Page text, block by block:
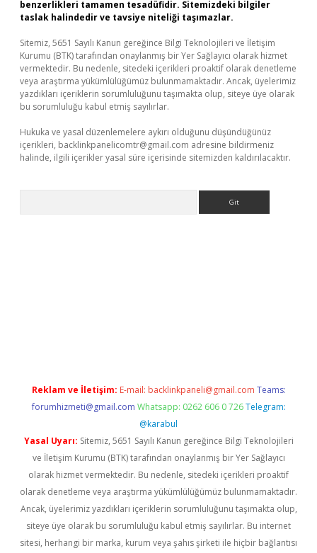
benzerlikleri tamamen tesadüfidir. Sitemizdeki bilgiler
taslak halindedir ve tavsiye niteliği taşımazlar.
Sitemiz, 5651 Sayılı Kanun gereğince Bilgi Teknolojileri ve İletişim
Kurumu (BTK) tarafından onaylanmış bir Yer Sağlayıcı olarak hizmet
vermektedir. Bu nedenle, sitedeki içerikleri proaktif olarak denetleme
veya araştırma yükümlülüğümüz bulunmamaktadır. Ancak, üyelerimiz
yazdıkları içeriklerin sorumluluğunu taşımakta olup, siteye üye olarak
bu sorumluluğu kabul etmiş sayılırlar.
Hukuka ve yasal düzenlemelere aykırı olduğunu düşündüğünüz
içerikleri, backlinkpanelicomtr@gmail.com adresine bildirmeniz
halinde, ilgili içerikler yasal süre içerisinde sitemizden kaldırılacaktır.
Reklam ve İletişim: E-mail: backlinkpaneli@gmail.com Teams:
forumhizmeti@gmail.com Whatsapp: 0262 606 0 726 Telegram:
@karabul
Yasal Uyarı: Sitemiz, 5651 Sayılı Kanun gereğince Bilgi Teknolojileri
ve İletişim Kurumu (BTK) tarafından onaylanmış bir Yer Sağlayıcı
olarak hizmet vermektedir. Bu nedenle, sitedeki içerikleri proaktif
olarak denetleme veya araştırma yükümlülüğümüz bulunmamaktadır.
Ancak, üyelerimiz yazdıkları içeriklerin sorumluluğunu taşımakta olup,
siteye üye olarak bu sorumluluğu kabul etmiş sayılırlar. Bu internet
sitesi, herhangi bir marka, kurum veya şahıs şirketi ile hiçbir bağlantısı